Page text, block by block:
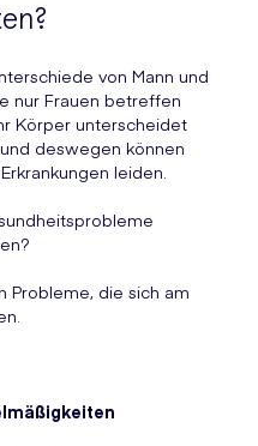
von Mann und
nur Frauen betreffen
Körper unterscheidet
deswegen können
leiden.
Probleme, die sich am